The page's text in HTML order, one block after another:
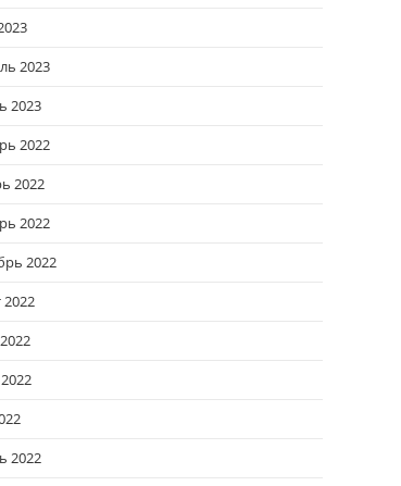
2023
2023
2022
2022
2022
2022
2022
2022